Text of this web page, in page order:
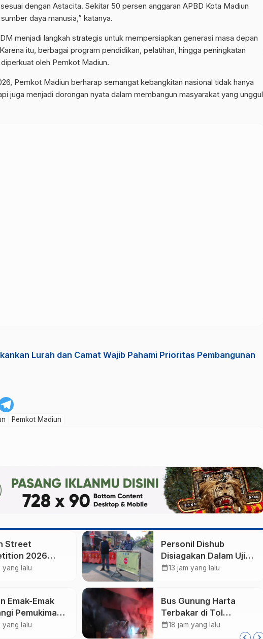
dengan Astacita. Sekitar 50 persen anggaran APBD Kota Madiun
daya manusia,” katanya.
menjadi langkah strategis untuk mempersiapkan generasi masa depan
itu, berbagai program pendidikan, pelatihan, hingga peningkatan
oleh Pemkot Madiun.
Pemkot Madiun berharap semangat kebangkitan nasional tidak hanya
juga menjadi dorongan nyata dalam membangun masyarakat yang unggul
Lurah dan Camat Wajib Pahami Prioritas Pembangunan
Pemkot Madiun
Street
2026
Balai Kota,
Mural
yang lalu
Personil Dishub
Disiagakan Dalam Uji
Coba Arus Lalu Lintas
calendar_month13 jam yang lalu
Emak-Emak
Pemukiman
di Ponorogo,
yang lalu
Bus Gunung Harta
Terbakar di Tol
Madiun-Nganjuk, 30
Penumpang Selamat
calendar_month18 jam yang lalu